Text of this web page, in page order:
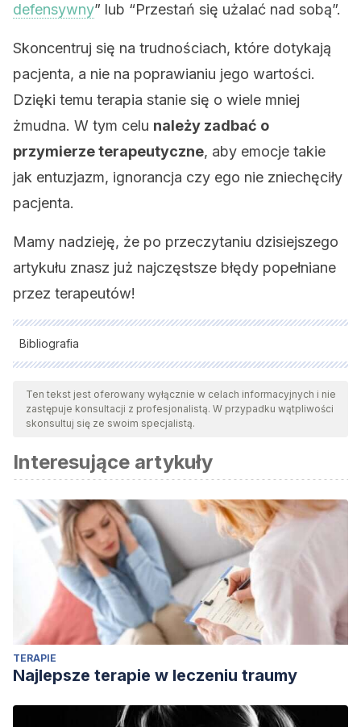
defensywny” lub “Przestań się użalać nad sobą”.
Skoncentruj się na trudnościach, które dotykają
pacjenta, a nie na poprawianiu jego wartości.
Dzięki temu terapia stanie się o wiele mniej
żmudna. W tym celu należy zadbać o
przymierze terapeutyczne, aby emocje takie
jak entuzjazm, ignorancja czy ego nie zniechęciły
pacjenta.
Mamy nadzieję, że po przeczytaniu dzisiejszego
artykułu znasz już najczęstsze błędy popełniane
przez terapeutów!
Bibliografia
Wszystkie cytowane źródła zostały gruntownie
przeanalizowane przez nasz zespół w celu zapewnienia ich
jakości, wiarygodności, aktualności i ważności. Bibliografia
względem naukowym lub akademickim.
Coberlla, S. y Botella, L. (2004).Investigación en
psicoterapia. Procesos, resultados y factores comunes.
Madrid: Visión Net.
Pipes, R. y Davenport, D. (2004). I
ntroducción a la
Psicoterapia. El saber clínico compartido.Bilbao: Desclée
de Brower.
Ten tekst jest oferowany wyłącznie w celach informacyjnych i nie
zastępuje konsultacji z profesjonalistą. W przypadku wątpliwości
skonsultuj się ze swoim specjalistą.
Interesujące artykuły
TERAPIE
Najlepsze terapie w leczeniu traumy